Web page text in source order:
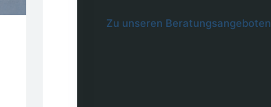
Zu unseren Beratungsangeboten